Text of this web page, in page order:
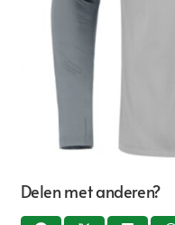
Delen met anderen?